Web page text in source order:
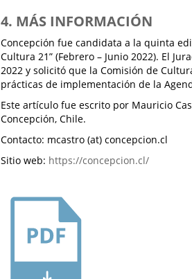
4. MÁS INFORMACIÓN
Concepción fue candidata a la quinta
Cultura 21” (Febrero – Junio 2022). El
2022 y solicitó que la Comisión de
prácticas de implementación de la
Este artículo fue escrito por Mauricio
Concepción, Chile.
Contacto: mcastro (at) concepcion.cl
Sitio web: https://concepcion.cl/